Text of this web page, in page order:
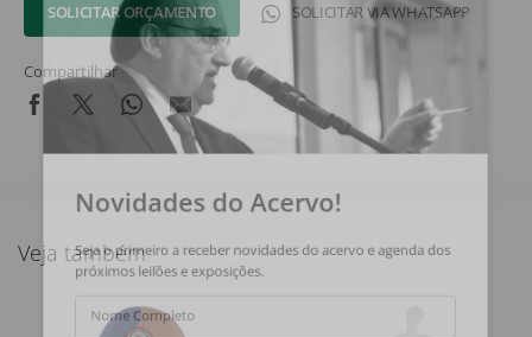
SOLICITAR ORÇAMENTO SOLICITAR VIA WHATSAPP
Compartilhar
Veja também
Novidades do Acervo!
Seja o primeiro a receber novidades do acervo e agenda dos
próximos leilões e exposições.
Nome Completo